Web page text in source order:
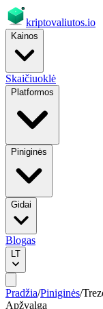
kriptovaliutos.io
Kainos
Skaičiuoklė
Platformos
Piniginės
Gidai
Blogas
LT
Pradžia/Piniginės/
Apžvalga